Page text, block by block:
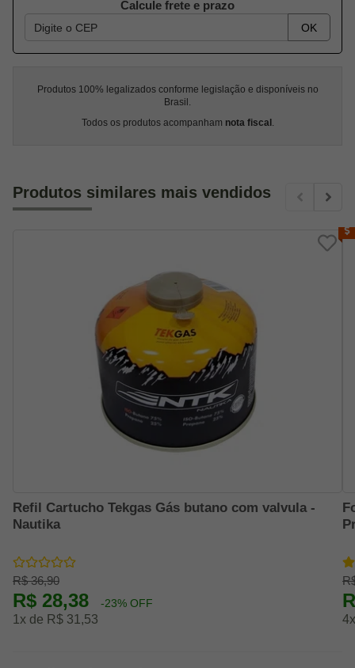
Calcule frete e prazo
OK
Produtos 100% legalizados conforme legislação e disponíveis no
Brasil.
Todos os produtos acompanham nota fiscal .
Produtos similares mais vendidos
Refil Cartucho Tekgas Gás butano com valvula -
Nautika
R$ 36,90
R$ 28,38 -23% OFF
1x de R$ 31,53